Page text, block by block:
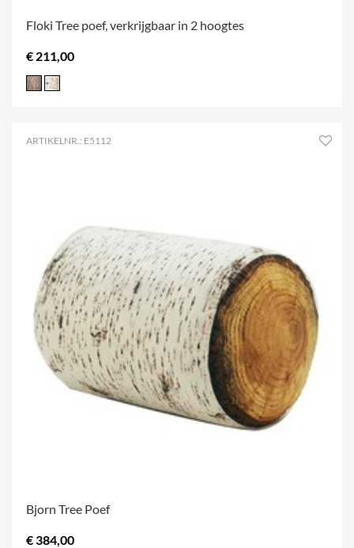
Floki Tree poef, verkrijgbaar in 2 hoogtes
€ 211,00
ARTIKELNR.: E5112
Bjorn Tree Poef
€ 384,00